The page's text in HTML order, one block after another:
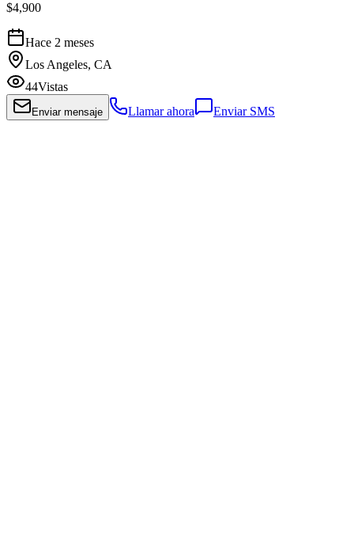
$4,900
Hace 2 meses
Los Angeles, CA
44Vistas
Enviar mensaje Llamar ahora Enviar SMS